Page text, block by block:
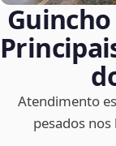
Atendimento
pesados nos